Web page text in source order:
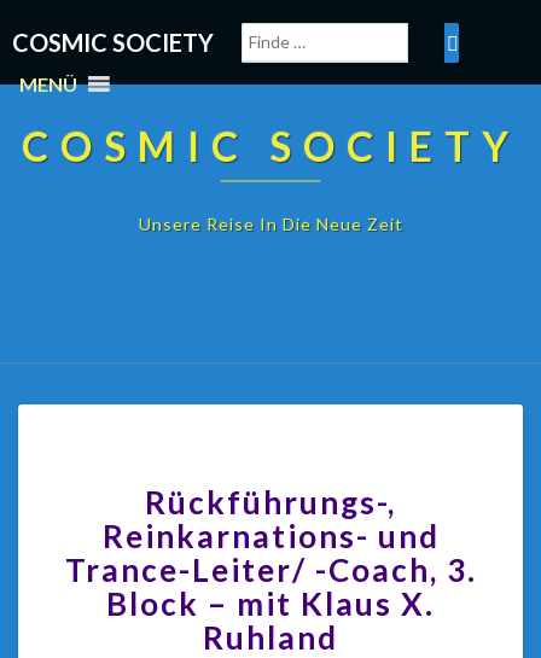
COSMIC SOCIETY
MENÜ
COSMIC SOCIETY
Unsere Reise In Die Neue Zeit
Rückführungs-,
Reinkarnations- und
Trance-Leiter/ -Coach, 3.
Block – mit Klaus X.
Ruhland